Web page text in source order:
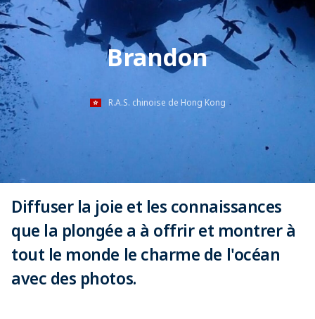
Brandon
R.A.S. chinoise de Hong Kong
Diffuser la joie et les connaissances
que la plongée a à offrir et montrer à
tout le monde le charme de l'océan
avec des photos.